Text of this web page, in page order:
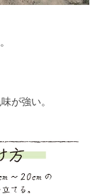
が強い。